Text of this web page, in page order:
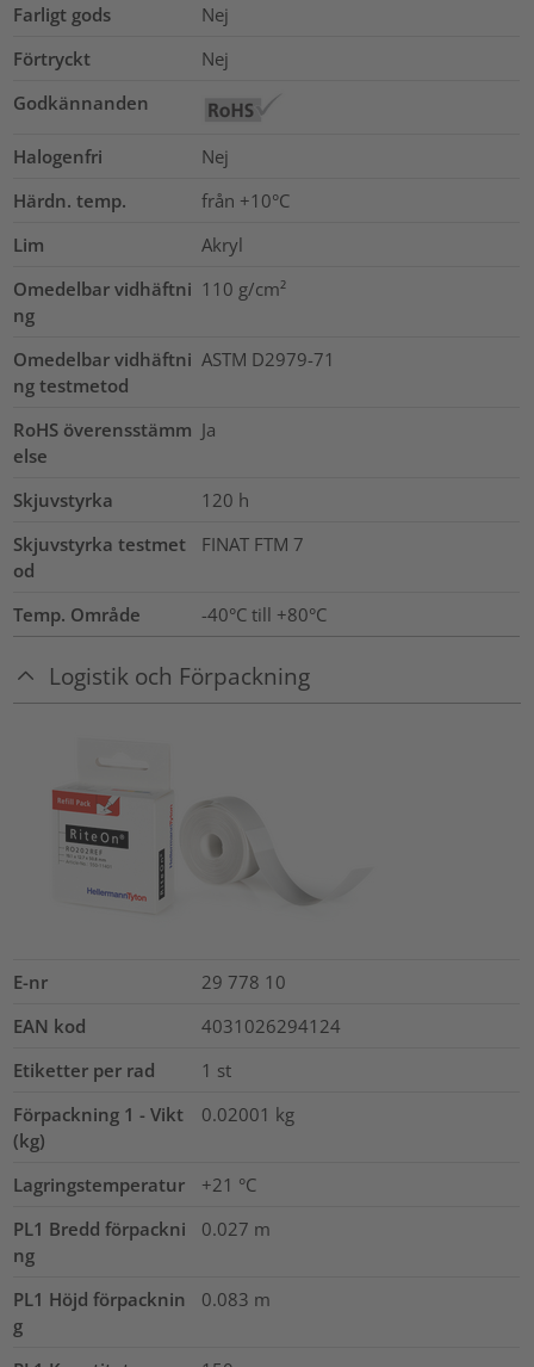
Farligt gods
Nej
Förtryckt
Nej
Godkännanden
Halogenfri
Nej
Härdn. temp.
från +10°C
Lim
Akryl
Omedelbar vidhäftni
ng
110 g/cm²
Omedelbar vidhäftni
ng testmetod
ASTM D2979-71
RoHS överensstämm
else
Ja
Skjuvstyrka 120 h
Skjuvstyrka testmet
od
FINAT FTM 7
Temp. Område -40°C till +80°C
Logistik och Förpackning
E-nr
29 778 10
EAN kod
4031026294124
Etiketter per rad
1 st
Förpackning 1 - Vikt
(kg)
0.02001 kg
Lagringstemperatur
+21 °C
PL1 Bredd förpackni
ng
0.027 m
PL1 Höjd förpacknin
g
0.083 m